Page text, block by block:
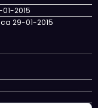
2015
29-01-2015